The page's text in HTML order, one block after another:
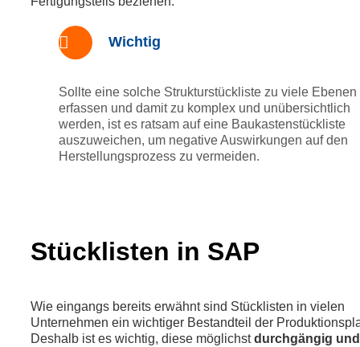
Wichtig
Sollte eine solche Strukturstückliste zu viele Ebenen
erfassen und damit zu komplex und unübersichtlich
werden, ist es ratsam auf eine Baukastenstückliste
auszuweichen, um negative Auswirkungen auf den
Herstellungsprozess zu vermeiden.
Stücklisten in SAP
Wie eingangs bereits erwähnt sind Stücklisten in vielen
Unternehmen ein wichtiger Bestandteil der
Deshalb ist es wichtig, diese möglichstdurchgängig und